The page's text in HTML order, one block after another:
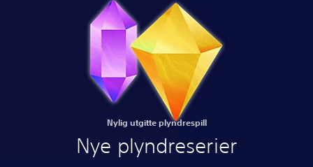
Nylig utgitte plyndrespill
Nye plyndreserier